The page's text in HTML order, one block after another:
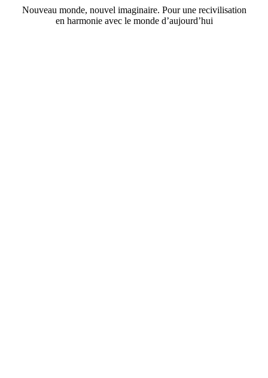
Nouveau monde, nouvel imaginaire. Pour une recivilisation
en harmonie avec le monde d’aujourd’hui